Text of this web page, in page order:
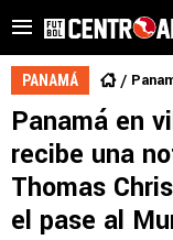
PANAMÁ
Panamá en
recibe una
Thomas
el pase al